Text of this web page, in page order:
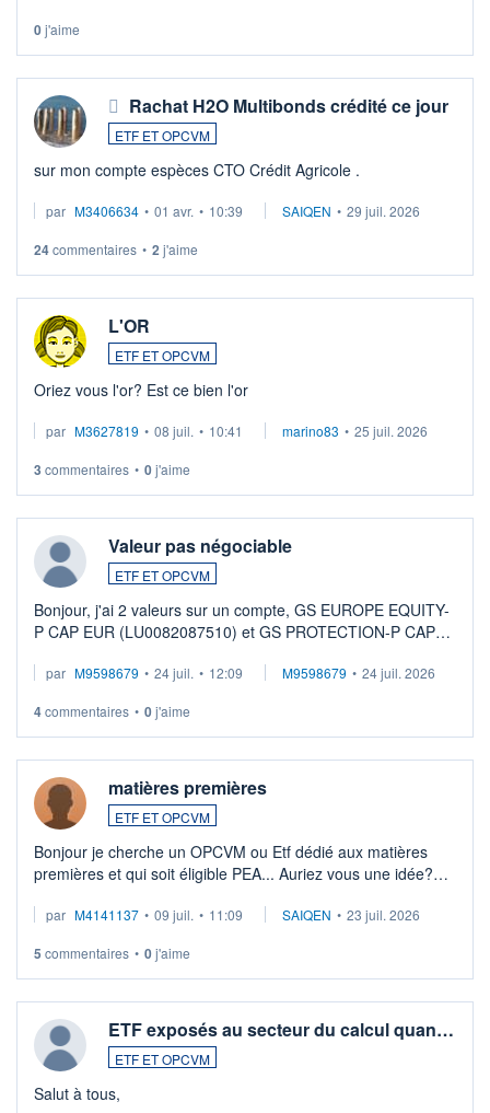
0j'aime
Rachat H2O Multibonds crédité ce jour
ETF ET OPCVM
sur mon compte espèces CTO Crédit Agricole .
par M3406634 • 01 avr. • 10:39 SAIQEN • 29 juil. 2026
24commentaires • 2 j'aime
L'OR
ETF ET OPCVM
Oriez vous l'or? Est ce bien l'or
par M3627819 • 08 juil. • 10:41 marino83 • 25 juil. 2026
3 commentaires • 0j'aime
Valeur pas négociable
ETF ET OPCVM
Bonjour, j'ai 2 valeurs sur un compte, GS EUROPE EQUITY-
P CAP EUR (LU0082087510) et GS PROTECTION-P CAP
veux procéder à la vente, on me signale ...
par M9598679 • 24 juil. • 12:09 M9598679 • 24 juil. 2026
4commentaires • 0j'aime
matières premières
ETF ET OPCVM
Bonjour je cherche un OPCVM ou Etf dédié aux matières
premières et qui soit éligible PEA... Auriez vous une idée?
par M4141137 • 09 juil. • 11:09 SAIQEN • 23 juil. 2026
5 commentaires • 0j'aime
ETF exposés au secteur du calcul quan…
ETF ET OPCVM
Salut à tous,